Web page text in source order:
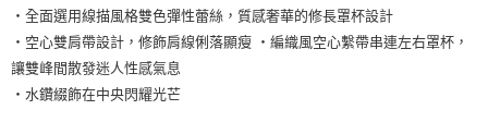
・全面選用線描風格雙色彈性蕾絲，質感奢華的修長罩杯設計
・空心雙肩帶設計，修飾肩線俐落顯瘦 ・編織風空心繫帶串連左右罩杯，
讓雙峰間散發迷人性感氣息
・水鑽綴飾在中央閃耀光芒